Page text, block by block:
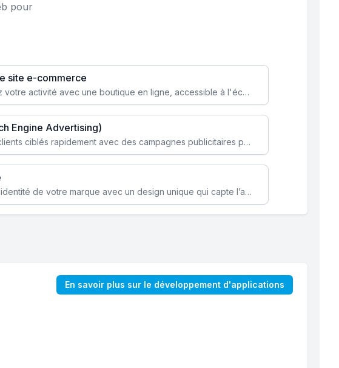
pour
site e-commerce
Transformez votre activité avec une boutique en ligne, accessible à l'échelle mondiale 24/7.
Engine Advertising)
Attirez des clients ciblés rapidement avec des campagnes publicitaires payantes optimisées pour vos objectifs.
Renforcez l’identité de votre marque avec un design unique qui capte l’attention et engage vos clients.
En savoir plus sur le développement d'applications